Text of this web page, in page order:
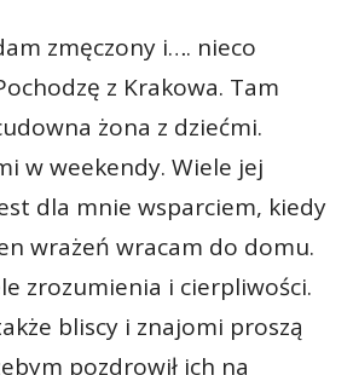
zmęczony i…. nieco
z Krakowa. Tam
żona z dziećmi.
w weekendy. Wiele jej
dla mnie wsparciem, kiedy
wrażeń wracam do domu.
zrozumienia i cierpliwości.
bliscy i znajomi proszą
pozdrowił ich na